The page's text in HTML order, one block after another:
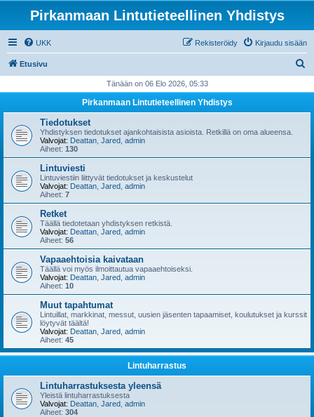
Pirkanmaan Lintutieteellinen Yhdistys
UKK Kirjaudu sisään
Rekisteröidy
Etusivu
i
Tänään on 06 Elo 2026, 05:33
Pirkanmaan Lintutieteellinen Yhdistys
Tiedotukset
Yhdistyksen tiedotukset ajankohtaisista asioista. Retkillä on oma alueensa.
Valvojat: Deattan Jared admin
Aiheet: 130
Lintuviesti
Lintuviestiin liittyvät tiedotukset ja keskustelut
Valvojat: Deattan Jared admin
Aiheet: 7
Retket
Täällä tiedotetaan yhdistyksen retkistä.
Valvojat: Deattan Jared admin
Aiheet: 56
Vapaaehtoisia kaivataan
Täällä voi myös ilmoittautua vapaaehtoiseksi.
Valvojat: Deattan Jared admin
Aiheet: 10
Muut tapahtumat
Lintuillat, markkinat, messut, uusien jäsenten tapaamiset, koulutukset ja kurssit
löytyvät täältä!
Valvojat: Deattan Jared admin
Aiheet: 45
Lintuharrastus
Lintuharrastuksesta yleensä
Yleistä lintuharrastuksesta
Valvojat: Deattan Jared admin
Aiheet: 304